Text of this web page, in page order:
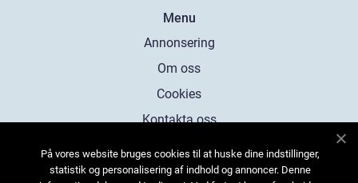
Menu
Annonsering
Om oss
Cookies
Kontakta oss
På vores website bruges cookies til at huske dine indstillinger,
statistik og personalisering af indhold og annoncer. Denne